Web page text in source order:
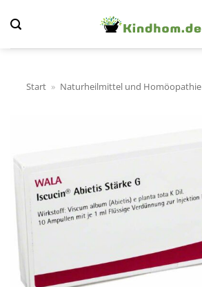
Inhalt
springen
Start » Naturheilmittel und Homöopathie